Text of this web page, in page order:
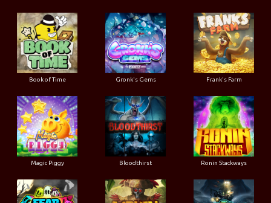
Book of Time Gronk's Gems Frank's Farm
Magic Piggy Bloodthirst Ronin Stackways